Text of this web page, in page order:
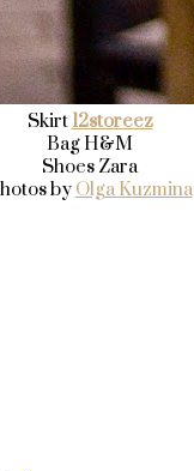
Skirt 12storeez
Bag H&M
Shoes Zara
by Olga Kuzmina